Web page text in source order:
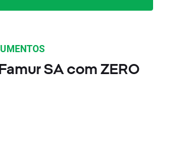
SA com ZERO